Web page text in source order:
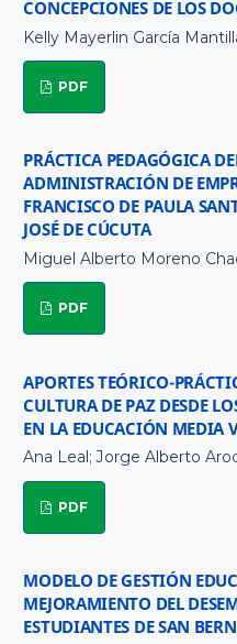
CONCEPCIONES DE LOS
Kelly Mayerlin García
PDF
PRÁCTICA PEDAGÓGICA
ADMINISTRACIÓN DE
FRANCISCO DE PAULA
JOSÉ DE CÚCUTA
Miguel Alberto Moreno
PDF
APORTES TEÓRICO-
CULTURA DE PAZ DESDE
EN LA EDUCACIÓN MEDIA
Ana Leal; Jorge Alberto
PDF
MODELO DE GESTIÓN
MEJORAMIENTO DEL
ESTUDIANTES DE SAN